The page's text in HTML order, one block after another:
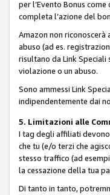
per l’Evento Bonus
completa l’azione del
Amazon non riconoscerà
abuso (ad es.
risultano da Link Speciali
violazione o un abuso.
Sono ammessi Link
indipendentemente dai
5. Limitazioni alle
I tag degli affiliati
che tu (e/o terzi che
stesso traffico (ad
la cessazione della tua
Di tanto in tanto,